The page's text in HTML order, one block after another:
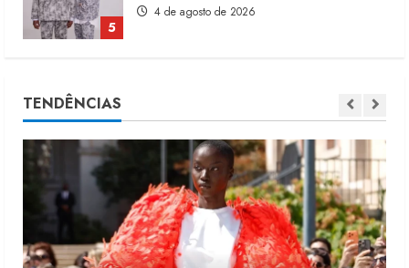
5
4 de agosto de 2026
1
2
Moda vende US$63,7 bilhões em
produtos licenciados
6 de agosto de 2026
TENDÊNCIAS